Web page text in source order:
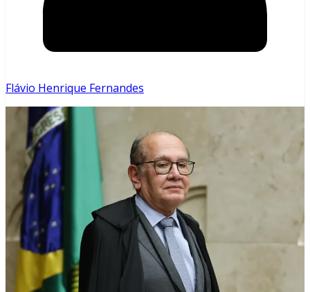
Flávio Henrique Fernandes